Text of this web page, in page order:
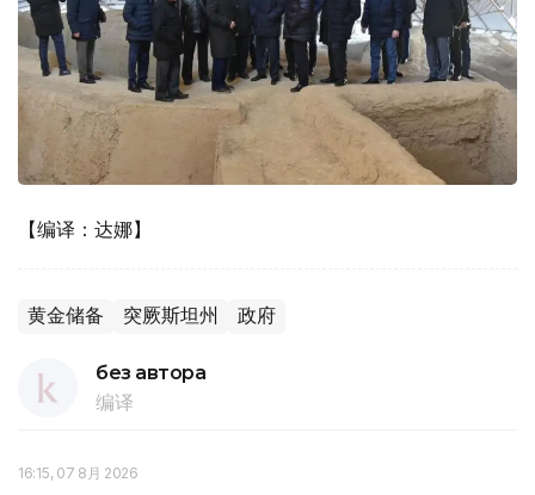
【编译：达娜】
黄金储备 突厥斯坦州 政府
без автора
编译
16:15, 07 8月 2026